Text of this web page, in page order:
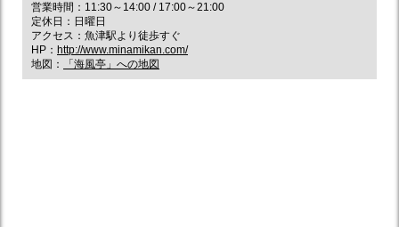
営業時間：11:30～14:00 / 17:00～21:00
定休日：日曜日
アクセス：魚津駅より徒歩すぐ
HP： http://www.minamikan.com/
地図：
「海風亭」への地図